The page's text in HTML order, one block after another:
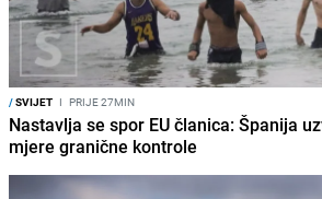
/SVIJET I PRIJE 27MIN
Nastavlja se spor EU članica: Španija
mjere granične kontrole